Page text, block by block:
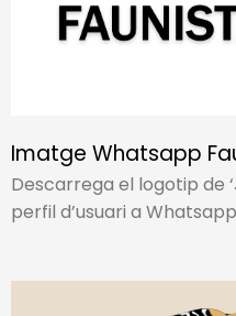
Imatge Whatsapp
Descarrega el logotip de
perfil d’usuari a